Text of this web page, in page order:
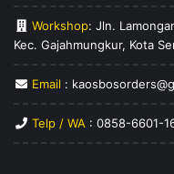
Workshop: Jln.
Kec. Gajahmungkur, Kota
Email :
Telp / WA : 0858-6601-